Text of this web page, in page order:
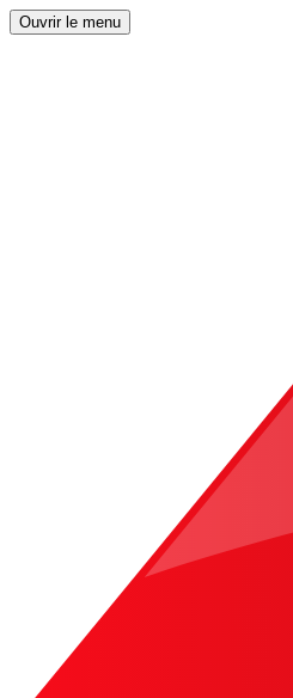
Ouvrir le menu